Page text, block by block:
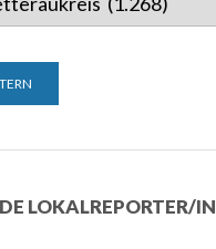
LOKALREPORTER/IN